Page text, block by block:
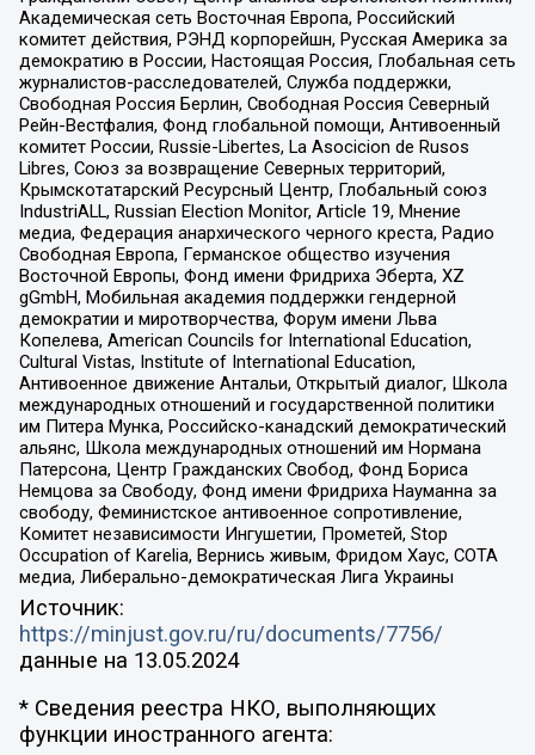
Академическая сеть Восточная Европа, Российский
комитет действия, РЭНД корпорейшн, Русская Америка за
демократию в России, Настоящая Россия, Глобальная сеть
журналистов-расследователей, Служба поддержки,
Свободная Россия Берлин, Свободная Россия Северный
Рейн-Вестфалия, Фонд глобальной помощи, Антивоенный
комитет России, Russie-Libertes, La Asocicion de Rusos
Libres, Союз за возвращение Северных территорий,
Крымскотатарский Ресурсный Центр, Глобальный союз
IndustriALL, Russian Election Monitor, Article 19, Мнение
медиа, Федерация анархического черного креста, Радио
Свободная Европа, Германское общество изучения
Восточной Европы, Фонд имени Фридриха Эберта, XZ
gGmbH, Мобильная академия поддержки гендерной
демократии и миротворчества, Форум имени Льва
Копелева, American Councils for International Education,
Cultural Vistas, Institute of International Education,
Антивоенное движение Антальи, Открытый диалог, Школа
международных отношений и государственной политики
им Питера Мунка, Российско-канадский демократический
альянс, Школа международных отношений им Нормана
Патерсона, Центр Гражданских Свобод, Фонд Бориса
Немцова за Свободу, Фонд имени Фридриха Науманна за
свободу, Феминистское антивоенное сопротивление,
Комитет независимости Ингушетии, Прометей, Stop
Occupation of Karelia, Вернись живым, Фридом Хаус, СОТА
медиа, Либерально-демократическая Лига Украины
Источник:
https://minjust.gov.ru/ru/documents/7756/
данные на 13.05.2024
* Сведения реестра НКО, выполняющих
функции иностранного агента: